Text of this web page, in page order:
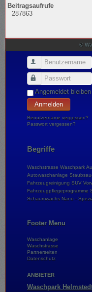
Beitragsaufrufe
287863
©
Benutzername
Passwort
Angemeldet bleiben
Anmelden
Benutzername vergessen?
Passwort vergessen?
Begriffe
Waschstrasse Waschpark
Autowaschanlage
Fahrzeugreinigung SUV
Fahrzeugpflegeprogramme
Schaumwachs Nano -
Footer Menu
Waschanlage
Waschstrasse
Partnerseiten
Datenschutz
ANBIETER
Waschpark